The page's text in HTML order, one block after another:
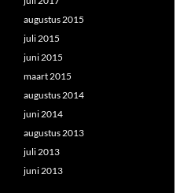
augustus 2015
juli 2015
juni 2015
maart 2015
augustus 2014
juni 2014
augustus 2013
juli 2013
juni 2013